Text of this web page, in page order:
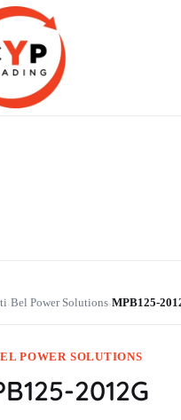
›Bel Power Solutions›MPB125-
POWER SOLUTIONS
2012G